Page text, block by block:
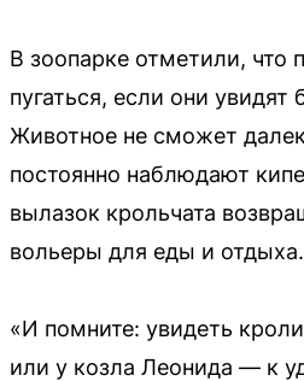
В зоопарке отметили, что
пугаться, если они увидят
Животное не сможет
постоянно наблюдают
вылазок крольчата
вольеры для еды и отдыха.
«И помните: увидеть
или у козла Леонида — к